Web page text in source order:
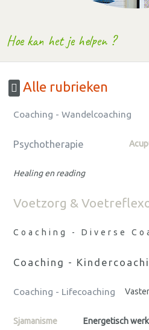
Hoe kan het je helpen ?
Alle rubrieken
Coaching - Wandelcoaching
Psychotherapie
Healing en reading
Voetzorg &
Coaching - Diverse
Coaching -
Coaching - Lifecoaching
Sjamanisme Energetisch werk